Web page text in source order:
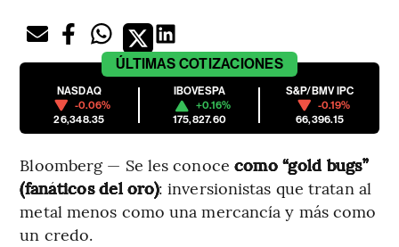
ÚLTIMAS COTIZACIONES
NASDAQ
-0.06%
26,348.35
IBOVESPA
+0.16%
175,827.60
S&P/BMV IPC
-0.19%
66,396.15
Bloomberg — Se les conoce como “gold bugs”
(fanáticos del oro): inversionistas que tratan al
metal menos como una mercancía y más como
un credo.